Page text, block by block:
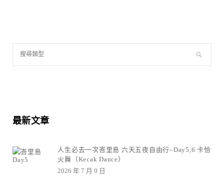
最新文章
人生必去一次峇里島 六天五夜自由行–Day5,6 卡恰
火舞（Kecak Dance）
2026 年 7 月 9 日